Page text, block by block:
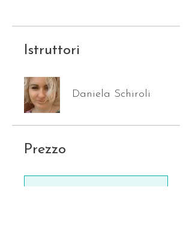
Istruttori
Daniela Schiroli
Prezzo